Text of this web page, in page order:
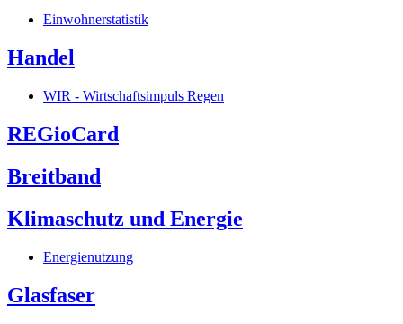
Einwohnerstatistik
Handel
WIR - Wirtschaftsimpuls Regen
REGioCard
Breitband
Klimaschutz und Energie
Energienutzung
Glasfaser